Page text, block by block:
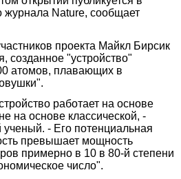
журнала Nature, сообщает
проекта Майкл Бирсик
созданное "устройство"
атомов, плавающих в
работает на основе
на основе классической, -
ученый. - Его потенциальная
превышает мощность
примерно в 10 в 80-й степени
число".